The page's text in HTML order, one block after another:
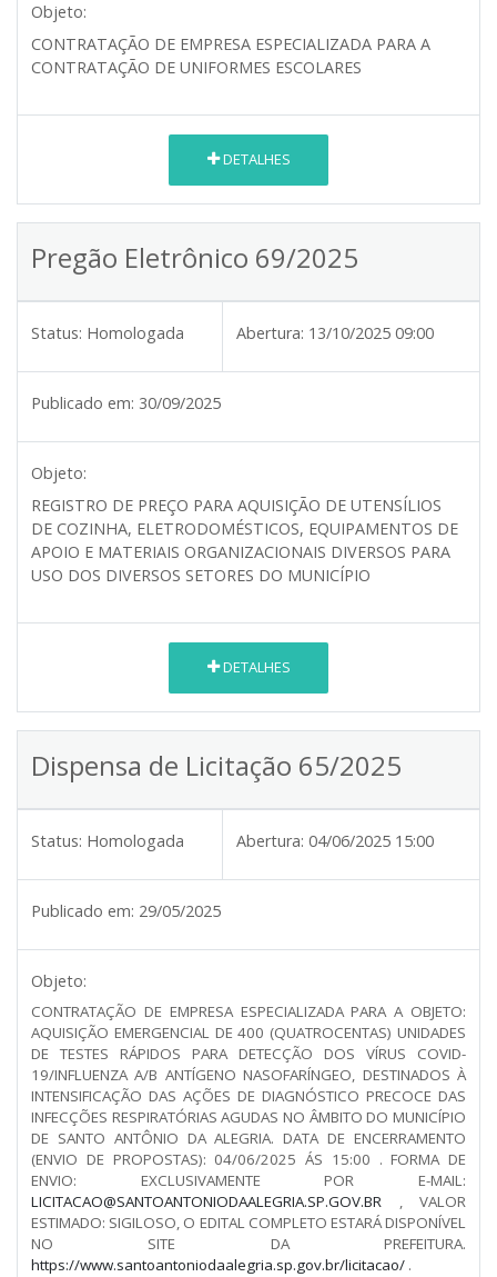
Objeto:
CONTRATAÇÃO DE EMPRESA ESPECIALIZADA PARA A
CONTRATAÇÃO DE UNIFORMES ESCOLARES
DETALHES
Pregão Eletrônico 69/2025
Status: Homologada Abertura: 13/10/2025 09:00
Publicado em: 30/09/2025
Objeto:
REGISTRO DE PREÇO PARA AQUISIÇÃO DE UTENSÍLIOS
DE COZINHA, ELETRODOMÉSTICOS, EQUIPAMENTOS DE
APOIO E MATERIAIS ORGANIZACIONAIS DIVERSOS PARA
USO DOS DIVERSOS SETORES DO MUNICÍPIO
DETALHES
Dispensa de Licitação 65/2025
Status: Homologada Abertura: 04/06/2025 15:00
Publicado em: 29/05/2025
Objeto:
CONTRATAÇÃO DE EMPRESA ESPECIALIZADA PARA A OBJETO:
AQUISIÇÃO EMERGENCIAL DE 400 (QUATROCENTAS) UNIDADES
DE TESTES RÁPIDOS PARA DETECÇÃO DOS VÍRUS COVID-
19/INFLUENZA A/B ANTÍGENO NASOFARÍNGEO, DESTINADOS À
INTENSIFICAÇÃO DAS AÇÕES DE DIAGNÓSTICO PRECOCE DAS
INFECÇÕES RESPIRATÓRIAS AGUDAS NO ÂMBITO DO MUNICÍPIO
DE SANTO ANTÔNIO DA ALEGRIA. DATA DE ENCERRAMENTO
(ENVIO DE PROPOSTAS): 04/06/2025 ÁS 15:00 . FORMA DE
ENVIO: EXCLUSIVAMENTE POR E-MAIL:
LICITACAO@SANTOANTONIODAALEGRIA.SP.GOV.BR , VALOR
ESTIMADO: SIGILOSO, O EDITAL COMPLETO ESTARÁ DISPONÍVEL
NO SITE DA PREFEITURA.
https://www.santoantoniodaalegria.sp.gov.br/licitacao/ .